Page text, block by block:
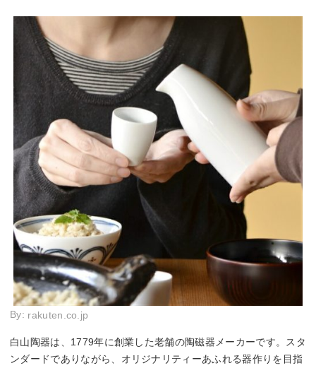
By: rakuten.co.jp
白山陶器は、1779年に創業した老舗の陶磁器メーカーです。スタ
ンダードでありながら、オリジナリティーあふれる器作りを目指